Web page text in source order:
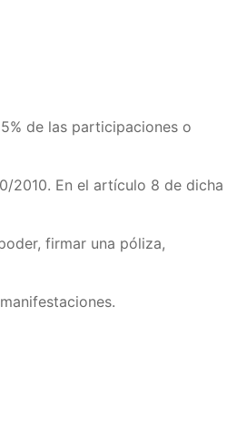
de las participaciones o
2010. En el artículo 8 de dicha
firmar una póliza,